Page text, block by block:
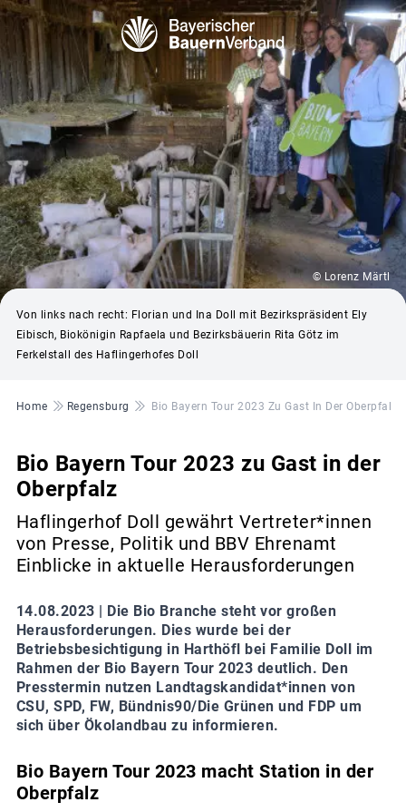
© Lorenz Märtl
Von links nach recht: Florian und Ina Doll mit Bezirkspräsident Ely
Eibisch, Biokönigin Rapfaela und Bezirksbäuerin Rita Götz im
Ferkelstall des Haflingerhofes Doll
Pfadnavigation
Home Regensburg Bio Bayern Tour 2023 Zu Gast In Der Oberpfalz
Bio Bayern Tour 2023 zu Gast in der
Oberpfalz
Haflingerhof Doll gewährt Vertreter*innen
von Presse, Politik und BBV Ehrenamt
Einblicke in aktuelle Herausforderungen
14.08.2023 |
Die Bio Branche steht vor großen
Herausforderungen. Dies wurde bei der
Betriebsbesichtigung in Harthöfl bei Familie Doll im
Rahmen der Bio Bayern Tour 2023 deutlich. Den
Presstermin nutzen Landtagskandidat*innen von
CSU, SPD, FW, Bündnis90/Die Grünen und FDP um
sich über Ökolandbau zu informieren.
Bio Bayern Tour 2023 macht Station in der
Oberpfalz